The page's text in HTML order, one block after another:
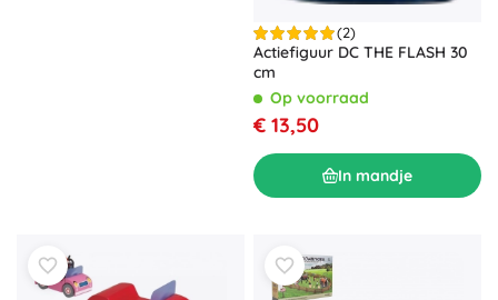
(2)
Actiefiguur DC THE FLASH 30
cm
Op voorraad
€ 13,50
In mandje